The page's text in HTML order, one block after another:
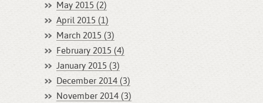
May 2015 (2)
April 2015 (1)
March 2015 (3)
February 2015 (4)
January 2015 (3)
December 2014 (3)
November 2014 (3)